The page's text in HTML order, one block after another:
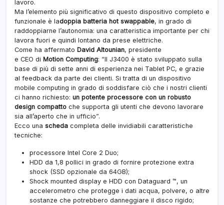
lavoro.
Ma l’elemento più significativo di questo dispositivo completo e
funzionale è ladoppia batteria hot swappable, in grado di
raddoppiarne l’autonomia: una caratteristica importante per chi
lavora fuori e quindi lontano da prese elettriche.
Come ha affermato David Altounian, presidente
e CEO di Motion Computing: “Il J3400 è stato sviluppato sulla
base di più di sette anni di esperienza nei Tablet PC, e grazie
al feedback da parte dei clienti. Si tratta di un dispositivo
mobile computing in grado di soddisfare ciò che i nostri clienti
ci hanno richiesto: un potente processore con un robusto
design compatto che supporta gli utenti che devono lavorare
sia all’aperto che in ufficio”.
Ecco una scheda completa delle invidiabili caratteristiche
tecniche:
processore Intel Core 2 Duo;
HDD da 1,8 pollici in grado di fornire protezione extra
shock (SSD opzionale da 64GB);
Shock mounted display e HDD con Dataguard ™, un
accelerometro che protegge i dati acqua, polvere, o altre
sostanze che potrebbero danneggiare il disco rigido;